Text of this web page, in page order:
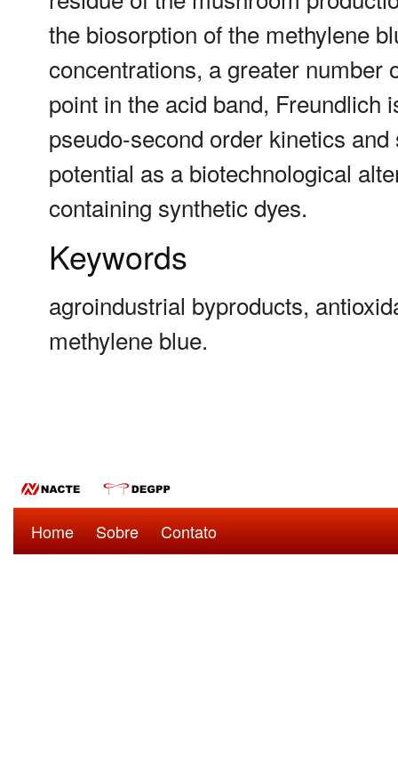
the biosorption of the methylene
concentrations, a greater number
point in the acid band, Freundlich
pseudo-second order kinetics
potential as a biotechnological
containing synthetic dyes.
Keywords
agroindustrial byproducts,
methylene blue.
Home Sobre Contato